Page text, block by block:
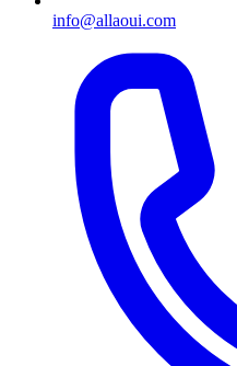
info@allaoui.com